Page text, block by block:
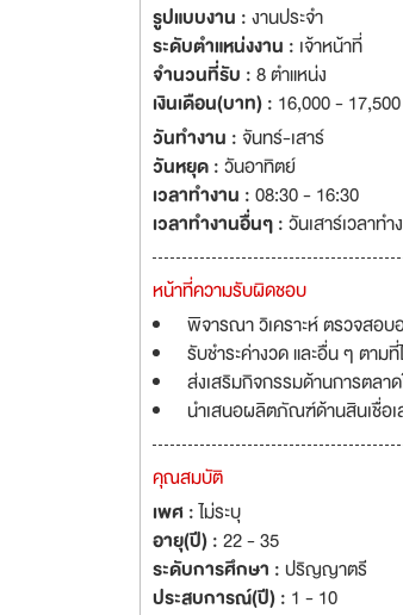
รูปแบบงาน :งานประจำ
ระดับตำแหน่งงาน : เจ้าหน้าที่
จำนวนที่รับ :8 ตำแหน่ง
เงินเดือน(บาท) : 16,000 - 17,500
วันทำงาน : จันทร์-เสาร์
วันหยุด :วันอาทิตย์
เวลาทำงาน :08:30 - 16:30
เวลาทำงานอื่นๆ :วันเสาร์เวลาท
หน้าที่ความรับผิดชอบ
พิจารณา วิเคราะห์ ตรวจสอบ
รับชำระค่างวด และอื่น ๆ ตาม
ส่งเสริมกิจกรรมด้านการตลา
นำเสนอผลิตภัณฑ์ด้านสินเชื่อ
คุณสมบัติ
เพศ :ไม่ระบุ
อายุ(ปี) :22 - 35
ระดับการศึกษา :ปริญญาตรี
ประสบการณ์(ปี) : 1 - 10